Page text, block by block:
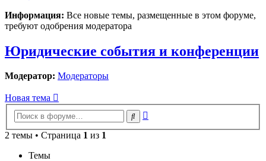
Информация: Все новые темы, размещенные в этом форуме,
требуют одобрения модератора
Юридические события и конференции
Модератор: Модераторы
Новая тема
Поиск
2 темы • Страница 1 из 1
Темы